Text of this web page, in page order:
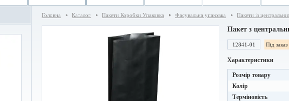
Головна Каталог Пакети Коробки Упаковка Фасувальна упаковка Пакети із
Пакет з
12841-01 Під заказ
Характеристики
Розмір товару
Колір
Терміновість